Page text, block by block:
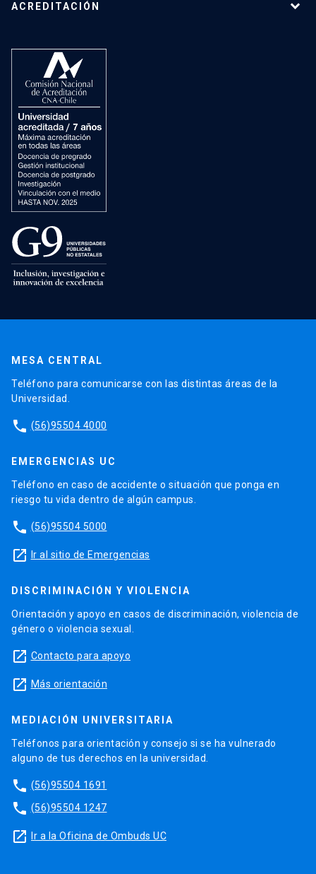
ACREDITACIÓN
MESA CENTRAL
Teléfono para comunicarse con las distintas áreas de la
Universidad.
phone (56)95504 4000
EMERGENCIAS UC
Teléfono en caso de accidente o situación que ponga en
riesgo tu vida dentro de algún campus.
phone (56)95504 5000
launch Ir al sitio de Emergencias
DISCRIMINACIÓN Y VIOLENCIA
Orientación y apoyo en casos de discriminación, violencia de
género o violencia sexual.
launch Contacto para apoyo
launch Más orientación
MEDIACIÓN UNIVERSITARIA
Teléfonos para orientación y consejo si se ha vulnerado
alguno de tus derechos en la universidad.
phone (56)95504 1691
phone (56)95504 1247
launch Ir a la Oficina de Ombuds UC